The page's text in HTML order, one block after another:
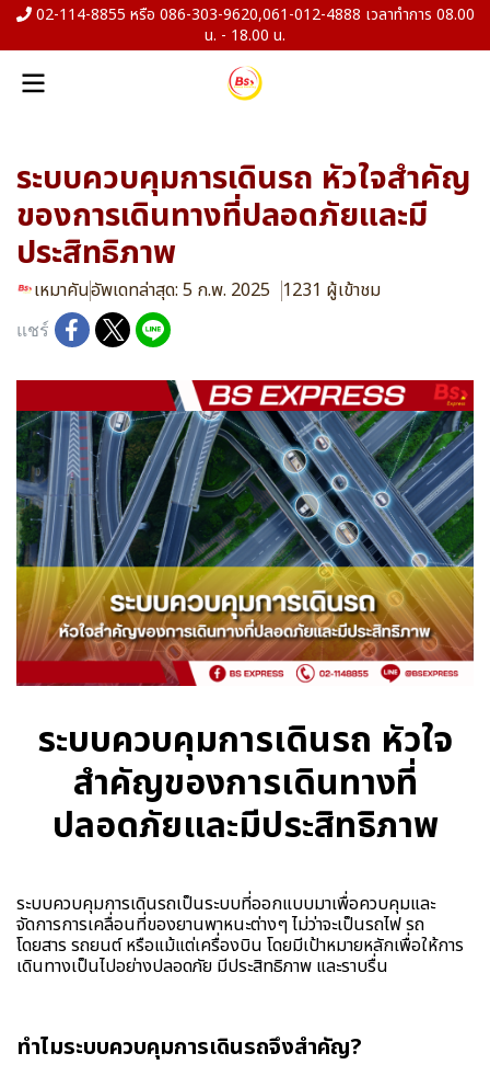
02-114-8855 หรือ 086-303-9620,061-012-4888 เวลาทำการ 08.00
น. - 18.00 น.
ระบบควบคุมการเดินรถ หัวใจสำคัญ
ของการเดินทางที่ปลอดภัยและมี
ประสิทธิภาพ
เหมาคันอัพเดทล่าสุด: 5 ก.พ. 2025 1231 ผู้เข้าชม
แชร์
ระบบควบคุมการเดินรถ หัวใจ
สำคัญของการเดินทางที่
ปลอดภัยและมีประสิทธิภาพ
ระบบควบคุมการเดินรถเป็นระบบที่ออกแบบมาเพื่อควบคุมและ
จัดการการเคลื่อนที่ของยานพาหนะต่างๆ ไม่ว่าจะเป็นรถไฟ รถ
โดยสาร รถยนต์ หรือแม้แต่เครื่องบิน โดยมีเป้าหมายหลักเพื่อให้การ
เดินทางเป็นไปอย่างปลอดภัย มีประสิทธิภาพ และราบรื่น
ทำไมระบบควบคุมการเดินรถจึงสำคัญ?